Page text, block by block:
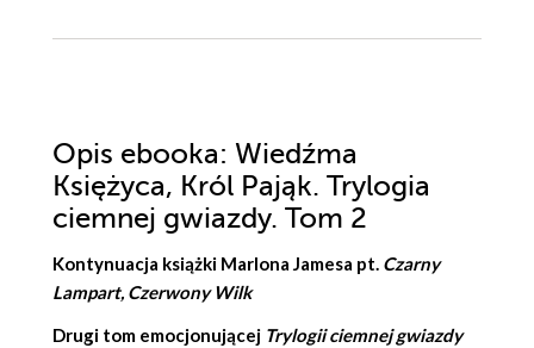
Opis ebooka: Wiedźma
Księżyca, Król Pająk. Trylogia
ciemnej gwiazdy. Tom 2
Kontynuacja książki Marlona Jamesa pt. Czarny
Lampart, Czerwony Wilk
Drugi tom emocjonującej Trylogii ciemnej gwiazdy